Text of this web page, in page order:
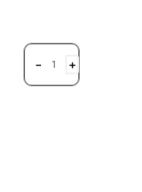
＋
－